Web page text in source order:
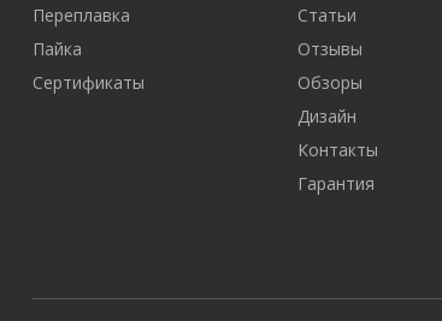
Переплавка
Пайка
Сертификаты
Статьи
Отзывы
Обзоры
Дизайн
Контакты
Гарантия